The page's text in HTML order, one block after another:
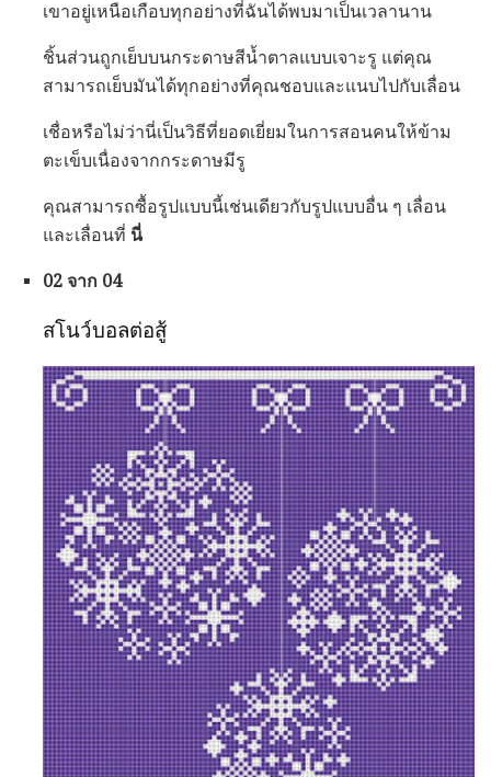
เขาอยู่เหนือเกือบทุกอย่างที่ฉันได้พบมาเป็นเวลานาน
ชิ้นส่วนถูกเย็บบนกระดาษสีน้ำตาลแบบเจาะรู แต่คุณ
สามารถเย็บมันได้ทุกอย่างที่คุณชอบและแนบไปกับเลื่อน
เชื่อหรือไม่ว่านี่เป็นวิธีที่ยอดเยี่ยมในการสอนคนให้ข้าม
ตะเข็บเนื่องจากกระดาษมีรู
คุณสามารถซื้อรูปแบบนี้เช่นเดียวกับรูปแบบอื่น ๆ เลื่อน
และเลื่อนที่ นี่
02 จาก 04
สโนว์บอลต่อสู้